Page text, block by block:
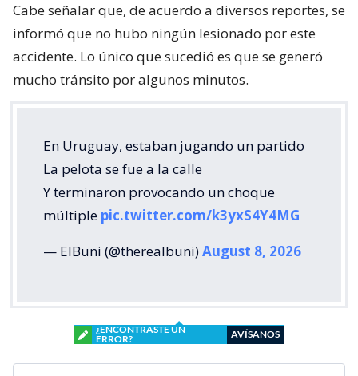
Cabe señalar que, de acuerdo a diversos reportes, se
informó que no hubo ningún lesionado por este
accidente. Lo único que sucedió es que se generó
mucho tránsito por algunos minutos.
En Uruguay, estaban jugando un partido
La pelota se fue a la calle
Y terminaron provocando un choque
múltiple pic.twitter.com/k3yxS4Y4MG
— ElBuni (@therealbuni)August 8, 2026
¿ENCONTRASTE UN
ERROR?
AVÍSANOS